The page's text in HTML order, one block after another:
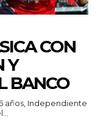
CON
Y
BANCO
años, Independiente